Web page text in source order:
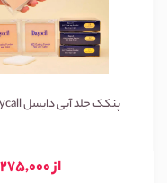
پنکک جلد آبی دایسل Deycall
از 275,000 تومان